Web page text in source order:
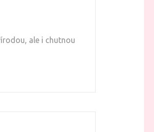
ale i chutnou